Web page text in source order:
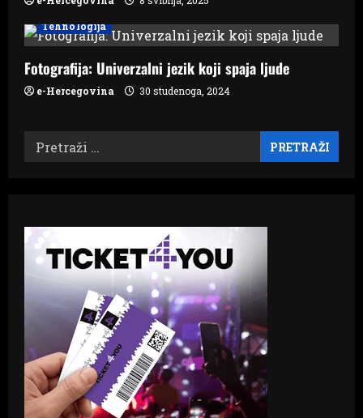
Tehnologija
Fotografija: Univerzalni jezik koji spaja ljude
e-Hercegovina 30 studenoga, 2024
Pretraži: